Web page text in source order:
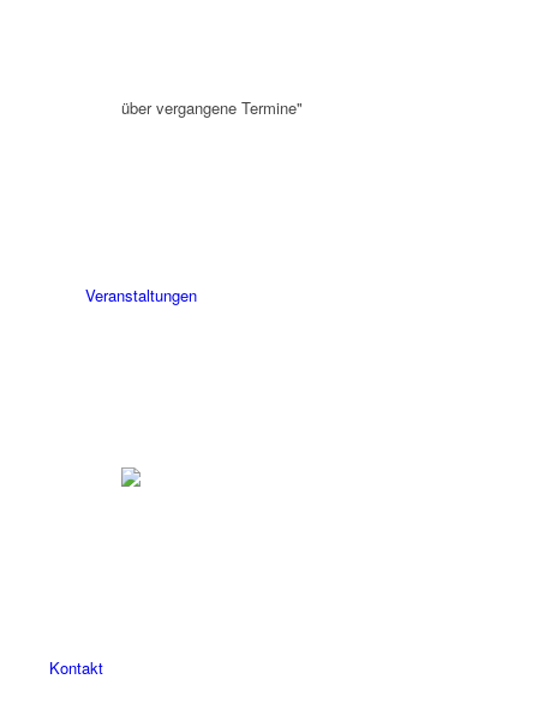
über vergangene Termine"
Veranstaltungen
Kontakt